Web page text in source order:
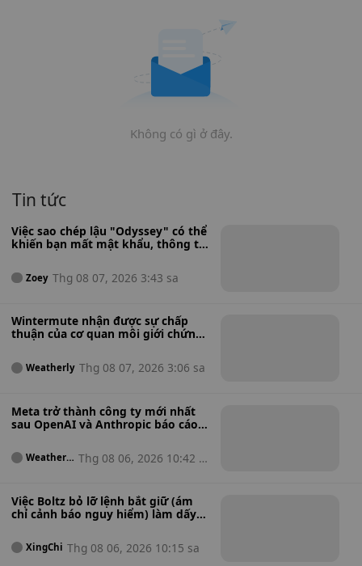
Không có gì ở đây.
Tin tức
Việc sao chép lậu "Odyssey" có thể
khiến bạn mất mật khẩu, thông tin
Zoey Thg 08 07, 2026 3:43 sa
Wintermute nhận được sự chấp
thuận của cơ quan môi giới chứng
động từ tiền điện tử sang cổ phiếu,
hàng hóa và quỹ ETF tiền điện tử.
Weatherly Thg 08 07, 2026 3:06 sa
Meta trở thành công ty mới nhất
sau OpenAI và Anthropic báo cáo
thống bên ngoài trong quá trình
thử nghiệm.
Weatherl
Thg 08 06, 2026 10:42 s
Việc Boltz bỏ lỡ lệnh bắt giữ (ám
chỉ cảnh báo nguy hiểm) làm dấy
quản trong bối cảnh khủng hoảng
tấn công trí tuệ nhân tạo.
XingChi Thg 08 06, 2026 10:15 sa